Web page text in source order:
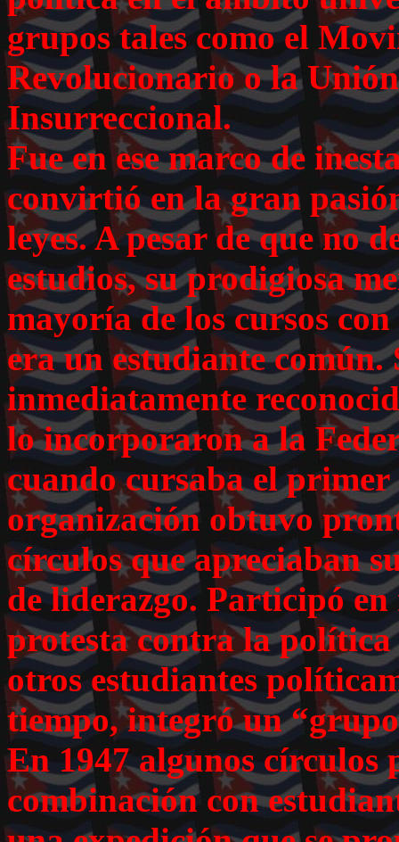
grupos tales como el
Revolucionario o la
Insurreccional.
Fue en ese marco de
convirtió en la gran
leyes. A pesar de que no
estudios, su prodigiosa
mayoría de los cursos
era un estudiante
inmediatamente
lo incorporaron a la
cuando cursaba el primer
organización obtuvo
círculos que apreciaban
de liderazgo. Participó
protesta contra la política
otros estudiantes
tiempo, integró un
En 1947 algunos círculos
combinación con